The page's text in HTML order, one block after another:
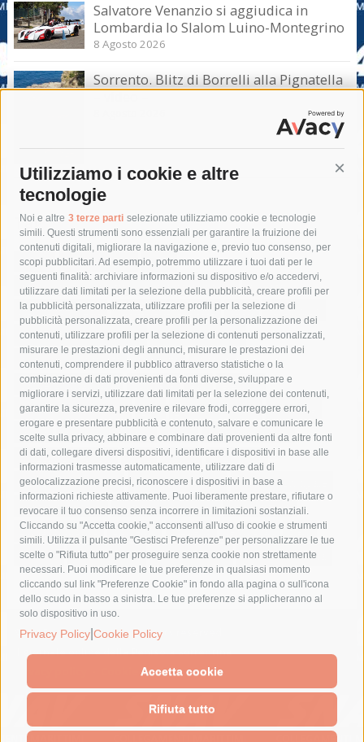
Utilizziamo i cookie e altre
tecnologie
Noi e altre 3 terze parti selezionate utilizziamo cookie e tecnologie
simili. Questi strumenti sono essenziali per garantire la fruizione dei
contenuti digitali, migliorare la navigazione e, previo tuo consenso, per
scopi pubblicitari. Ad esempio, potremmo utilizzare i tuoi dati per le
seguenti finalità: archiviare informazioni su dispositivo e/o accedervi,
utilizzare dati limitati per la selezione della pubblicità, creare profili per
la pubblicità personalizzata, utilizzare profili per la selezione di
pubblicità personalizzata, creare profili per la personalizzazione dei
contenuti, utilizzare profili per la selezione di contenuti personalizzati,
misurare le prestazioni degli annunci, misurare le prestazioni dei
contenuti, comprendere il pubblico attraverso statistiche o la
combinazione di dati provenienti da fonti diverse, sviluppare e
migliorare i servizi, utilizzare dati limitati per la selezione dei contenuti,
garantire la sicurezza, prevenire e rilevare frodi, correggere errori,
erogare e presentare pubblicità e contenuto, salvare e comunicare le
scelte sulla privacy, abbinare e combinare dati provenienti da altre fonti
di dati, collegare diversi dispositivi, identificare i dispositivi in base alle
informazioni trasmesse automaticamente, utilizzare dati di
geolocalizzazione precisi, riconoscere i dispositivi in base a
informazioni richieste attivamente. Puoi liberamente prestare, rifiutare o
revocare il tuo consenso senza incorrere in limitazioni sostanziali.
Cliccando su "Accetta cookie," acconsenti all'uso di cookie e strumenti
simili. Utilizza il pulsante "Gestisci Preferenze" per personalizzare le tue
scelte o "Rifiuta tutto" per proseguire senza cookie non strettamente
necessari. Puoi modificare le tue preferenze in qualsiasi momento
cliccando sul link "Preferenze Cookie" in fondo alla pagina o sull'icona
dello scudo in basso a sinistra. Le tue preferenze si applicheranno al
solo dispositivo in uso.
Privacy Policy Cookie Policy
Accetta cookie
Rifiuta tutto
Salvatore Venanzio si aggiudica in
Lombardia lo Slalom Luino-Montegrino
8 Agosto 2026
Sorrento. Blitz di Borrelli alla Pignatella
– video –
Tag
acqua allerta meteo
anas
area marina protetta di punta campanella
arresto
Asl Napoli 3 sud
capitaneria di porto capri
carabinieri
castellammare di stabia
circumvesuviana
comune di sorrento
concerto
contagi
costiera amalfitana
covid-19 eav
elezioni
fondazione sorrento
gori guardia costiera
incidente
lavori
lorenzo balducelli mare
massa lubrense
massimo coppola
Meta napoli
ordinanza
penisola sorrentina
piano di sorrento
polizia municipale
protezione civile
Regione Campania
sant'agnello
sindaco cuomo
sorrento studenti temporali
treni
turismo
Vico Equense villa fiorentino vincenzo de luca
© 2015 SorrentoPress. All rights reserved.
Il giornale online della Penisola Sorrentina
Cookie Policy